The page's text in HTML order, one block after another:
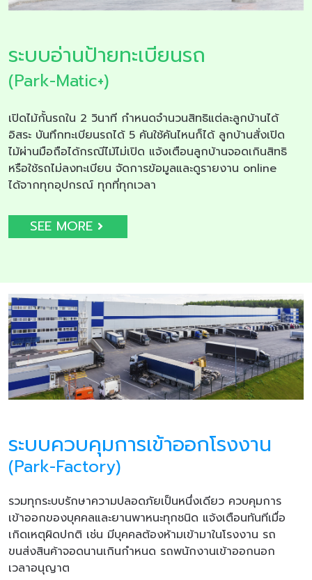
ระบบอ่านป้ายทะเบียนรถ
(Park-Matic+)
เปิดไม้กั้นรถใน 2 วินาที กำหนดจำนวนสิทธิแต่ละลูกบ้านได้
อิสระ บันทึกทะเบียนรถได้ 5 คันใช้คันไหนก็ได้ ลูกบ้านสั่งเปิด
ไม้ผ่านมือถือได้กรณีไม้ไม่เปิด แจ้งเตือนลูกบ้านจอดเกินสิทธิ
หรือใช้รถไม่ลงทะเบียน จัดการข้อมูลและดูรายงาน online
ได้จากทุกอุปกรณ์ ทุกที่ทุกเวลา
SEE MORE
ระบบควบคุมการเข้าออกโรงงาน
(Park-Factory)
รวมทุกระบบรักษาความปลอดภัยเป็นหนึ่งเดียว ควบคุมการ
เข้าออกของบุคคลและยานพาหนะทุกชนิด แจ้งเตือนทันทีเมื่อ
เกิดเหตุผิดปกติ เช่น มีบุคคลต้องห้ามเข้ามาในโรงงาน รถ
ขนส่งสินค้าจอดนานเกินกำหนด รถพนักงานเข้าออกนอก
เวลาอนุญาต